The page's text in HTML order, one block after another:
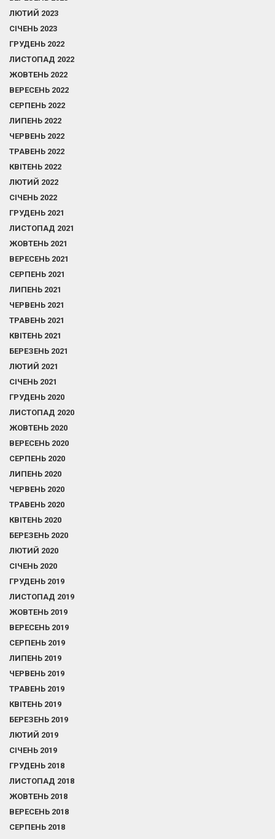
ЛЮТИЙ 2023
СІЧЕНЬ 2023
ГРУДЕНЬ 2022
ЛИСТОПАД 2022
ЖОВТЕНЬ 2022
ВЕРЕСЕНЬ 2022
СЕРПЕНЬ 2022
ЛИПЕНЬ 2022
ЧЕРВЕНЬ 2022
ТРАВЕНЬ 2022
КВІТЕНЬ 2022
ЛЮТИЙ 2022
СІЧЕНЬ 2022
ГРУДЕНЬ 2021
ЛИСТОПАД 2021
ЖОВТЕНЬ 2021
ВЕРЕСЕНЬ 2021
СЕРПЕНЬ 2021
ЛИПЕНЬ 2021
ЧЕРВЕНЬ 2021
ТРАВЕНЬ 2021
КВІТЕНЬ 2021
БЕРЕЗЕНЬ 2021
ЛЮТИЙ 2021
СІЧЕНЬ 2021
ГРУДЕНЬ 2020
ЛИСТОПАД 2020
ЖОВТЕНЬ 2020
ВЕРЕСЕНЬ 2020
СЕРПЕНЬ 2020
ЛИПЕНЬ 2020
ЧЕРВЕНЬ 2020
ТРАВЕНЬ 2020
КВІТЕНЬ 2020
БЕРЕЗЕНЬ 2020
ЛЮТИЙ 2020
СІЧЕНЬ 2020
ГРУДЕНЬ 2019
ЛИСТОПАД 2019
ЖОВТЕНЬ 2019
ВЕРЕСЕНЬ 2019
СЕРПЕНЬ 2019
ЛИПЕНЬ 2019
ЧЕРВЕНЬ 2019
ТРАВЕНЬ 2019
КВІТЕНЬ 2019
БЕРЕЗЕНЬ 2019
ЛЮТИЙ 2019
СІЧЕНЬ 2019
ГРУДЕНЬ 2018
ЛИСТОПАД 2018
ЖОВТЕНЬ 2018
ВЕРЕСЕНЬ 2018
СЕРПЕНЬ 2018